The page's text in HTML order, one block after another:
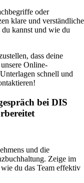
oder
klare und verständliche
kannst und wie du
dass deine
Online-
schnell und
bei DIS
und die
Zeige im
du das Team effektiv